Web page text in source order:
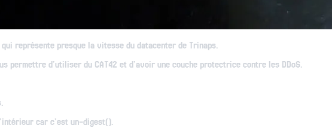
représente presque la vitesse du datacenter de Trinaps.
d'utiliser du CAT42 et d'avoir une couche protectrice contre les DDoS.
car c'est un-digest().